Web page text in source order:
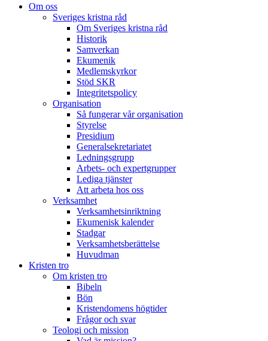
Om oss
Sveriges kristna råd
Om Sveriges kristna råd
Historik
Samverkan
Ekumenik
Medlemskyrkor
Stöd SKR
Integritetspolicy
Organisation
Så fungerar vår organisation
Styrelse
Presidium
Generalsekretariatet
Ledningsgrupp
Arbets- och expertgrupper
Lediga tjänster
Att arbeta hos oss
Verksamhet
Verksamhetsinriktning
Ekumenisk kalender
Stadgar
Verksamhetsberättelse
Huvudman
Kristen tro
Om kristen tro
Bibeln
Bön
Kristendomens högtider
Frågor och svar
Teologi och mission